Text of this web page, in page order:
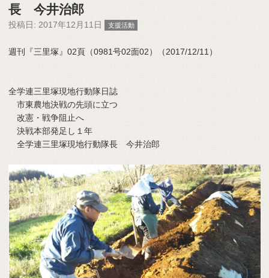
長 今井治郎
投稿日: 2017年12月11日 支援活動
週刊『三里塚』02頁（0981号02面02）（2017/12/11）
全学連三里塚現地行動隊日誌
市東農地決戦の先頭に立つ
改憲・戦争阻止へ
決戦本部発足し１年
全学連三里塚現地行動隊長 今井治郎